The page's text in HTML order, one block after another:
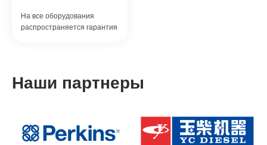
На все оборудования
распространяется гарантия
Наши партнеры